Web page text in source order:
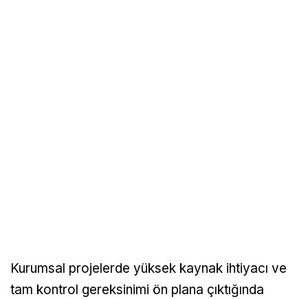
Kurumsal projelerde yüksek kaynak ihtiyacı ve
tam kontrol gereksinimi ön plana çıktığında